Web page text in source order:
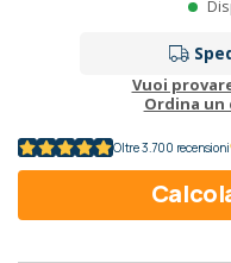
Vuoi
Ordina un
Oltre 3.700 recensioni